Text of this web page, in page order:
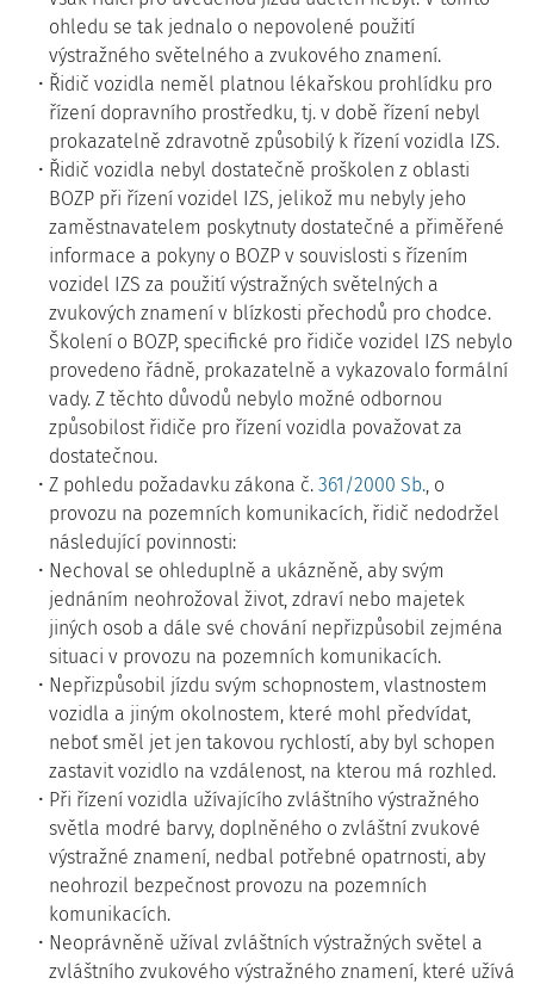
ohledu se tak jednalo o nepovolené použití
výstražného světelného a zvukového znamení.
Řidič vozidla neměl platnou lékařskou prohlídku pro
řízení dopravního prostředku, tj. v době řízení nebyl
prokazatelně zdravotně způsobilý k řízení vozidla IZS.
Řidič vozidla nebyl dostatečně proškolen z oblasti
BOZP při řízení vozidel IZS, jelikož mu nebyly jeho
zaměstnavatelem poskytnuty dostatečné a přiměřené
informace a pokyny o BOZP v souvislosti s řízením
vozidel IZS za použití výstražných světelných a
zvukových znamení v blízkosti přechodů pro chodce.
Školení o BOZP, specifické pro řidiče vozidel IZS nebylo
provedeno řádně, prokazatelně a vykazovalo formální
vady. Z těchto důvodů nebylo možné odbornou
způsobilost řidiče pro řízení vozidla považovat za
dostatečnou.
Z pohledu požadavku zákona č. 361/2000 Sb., o
provozu na pozemních komunikacích, řidič nedodržel
následující povinnosti:
Nechoval se ohleduplně a ukázněně, aby svým
jednáním neohrožoval život, zdraví nebo majetek
jiných osob a dále své chování nepřizpůsobil zejména
situaci v provozu na pozemních komunikacích.
Nepřizpůsobil jízdu svým schopnostem, vlastnostem
vozidla a jiným okolnostem, které mohl předvídat,
neboť směl jet jen takovou rychlostí, aby byl schopen
zastavit vozidlo na vzdálenost, na kterou má rozhled.
Při řízení vozidla užívajícího zvláštního výstražného
světla modré barvy, doplněného o zvláštní zvukové
výstražné znamení, nedbal potřebné opatrnosti, aby
neohrozil bezpečnost provozu na pozemních
komunikacích.
Neoprávněně užíval zvláštních výstražných světel a
zvláštního zvukového výstražného znamení, které užívá